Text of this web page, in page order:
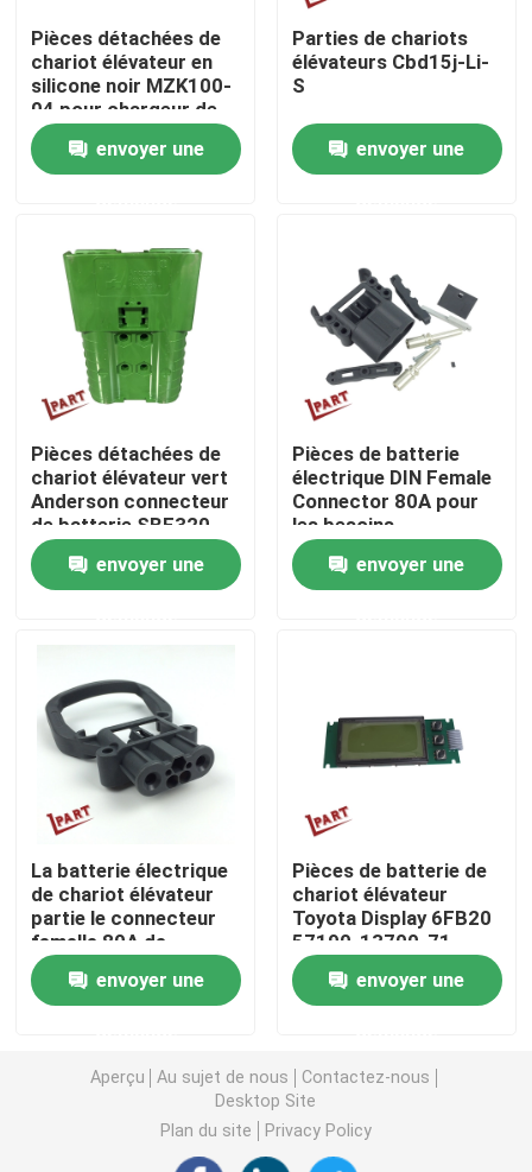
Produits
Vidéos
Au sujet de nous
Visite d'usine
Contrôle de qualité
Contactez-nous
Nouvelles
Demandez une citation
Roue d'entraînement de chariot élévateur
Contrôleur de moteur de chariot élévateur
Lumières de chariot élévateur de LED
Commutateur de chariot élévateur
Contacteur électrique de chariot élévateur
Poignée de chariot élévateur
Pièces détachées de
chariot élévateur en
silicone noir MZK100-
04 pour chargeur de
batterie
envoyer une
Parties de chariots
élévateurs Cbd15j-Li-
S
envoyer une
Pièces détachées de
chariot élévateur vert
Anderson connecteur
de batterie SBE320
320A 150V
envoyer une
Pièces de batterie
électrique DIN Female
Connector 80A pour
les besoins
personnalisés
envoyer une
La batterie électrique
de chariot élévateur
partie le connecteur
femelle 80A de
chargeur DIN
envoyer une
Pièces de batterie de
chariot élévateur
Toyota Display 6FB20
57190-13700-71
envoyer une
Aperçu Au sujet de nous
Contactez-nous
Desktop Site
Plan du site
Privacy Policy